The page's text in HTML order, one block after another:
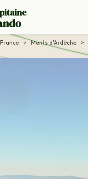
> Monts d'Ardèche >